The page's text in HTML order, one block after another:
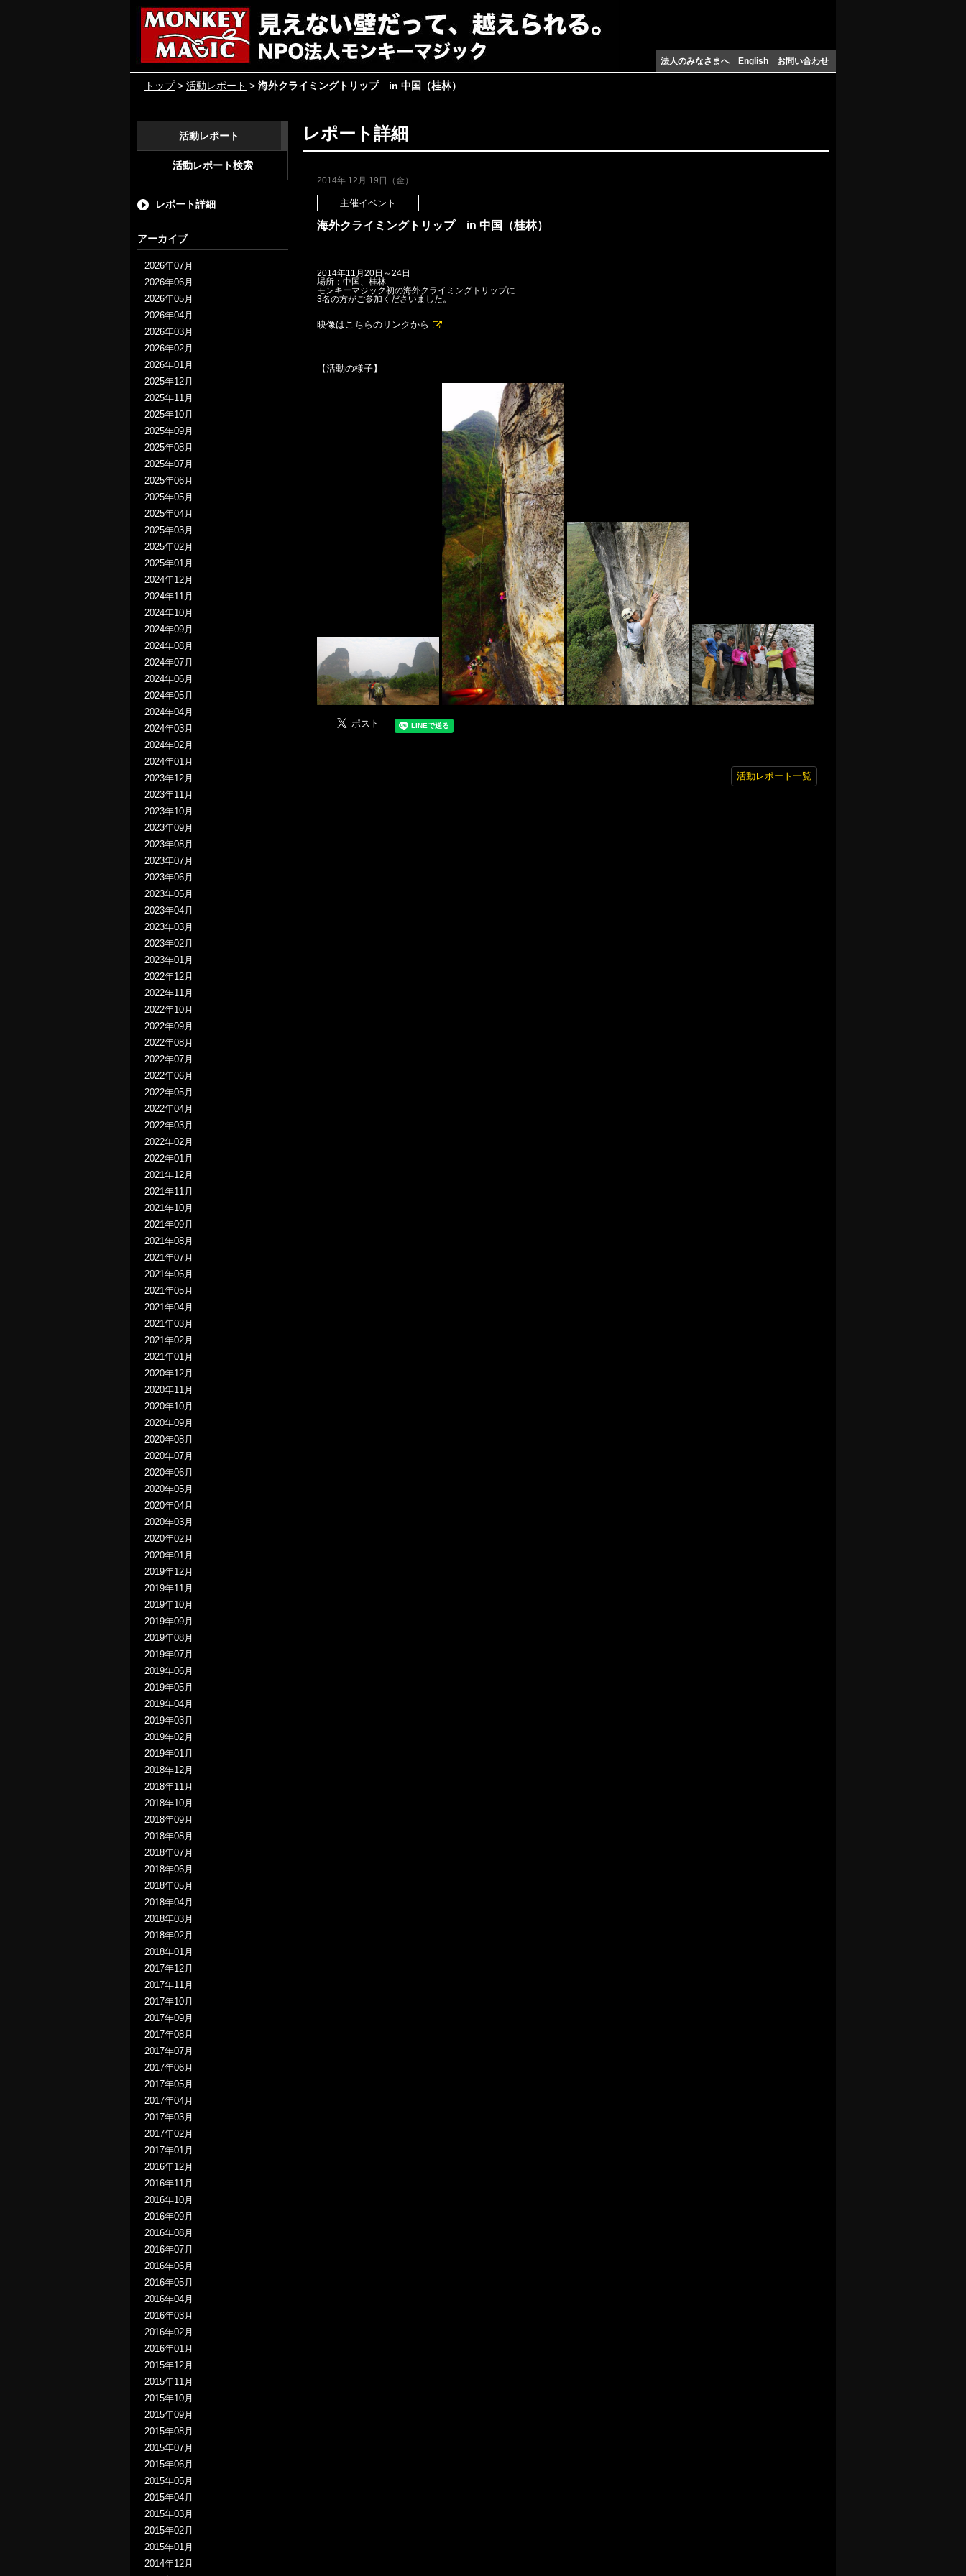
法人のみなさまへ English お問い合わせ
トップ> 活動レポート > 海外クライミングトリップ in 中国（桂林）
活動レポート
活動レポート検索
レポート詳細
アーカイブ
2026年07月
2026年06月
2026年05月
2026年04月
2026年03月
2026年02月
2026年01月
2025年12月
2025年11月
2025年10月
2025年09月
2025年08月
2025年07月
2025年06月
2025年05月
2025年04月
2025年03月
2025年02月
2025年01月
2024年12月
2024年11月
2024年10月
2024年09月
2024年08月
2024年07月
2024年06月
2024年05月
2024年04月
2024年03月
2024年02月
2024年01月
2023年12月
2023年11月
2023年10月
2023年09月
2023年08月
2023年07月
2023年06月
2023年05月
2023年04月
2023年03月
2023年02月
2023年01月
2022年12月
2022年11月
2022年10月
2022年09月
2022年08月
2022年07月
2022年06月
2022年05月
2022年04月
2022年03月
2022年02月
2022年01月
2021年12月
2021年11月
2021年10月
2021年09月
2021年08月
2021年07月
2021年06月
2021年05月
2021年04月
2021年03月
2021年02月
2021年01月
2020年12月
2020年11月
2020年10月
2020年09月
2020年08月
2020年07月
2020年06月
2020年05月
2020年04月
2020年03月
2020年02月
2020年01月
2019年12月
2019年11月
2019年10月
2019年09月
2019年08月
2019年07月
2019年06月
2019年05月
2019年04月
2019年03月
2019年02月
2019年01月
2018年12月
2018年11月
2018年10月
2018年09月
2018年08月
2018年07月
2018年06月
2018年05月
2018年04月
2018年03月
2018年02月
2018年01月
2017年12月
2017年11月
2017年10月
2017年09月
2017年08月
2017年07月
2017年06月
2017年05月
2017年04月
2017年03月
2017年02月
2017年01月
2016年12月
2016年11月
2016年10月
2016年09月
2016年08月
2016年07月
2016年06月
2016年05月
2016年04月
2016年03月
2016年02月
2016年01月
2015年12月
2015年11月
2015年10月
2015年09月
2015年08月
2015年07月
2015年06月
2015年05月
2015年04月
2015年03月
2015年02月
2015年01月
2014年12月
レポート詳細
2014年 12月 19日（金）
主催イベント
海外クライミングトリップ in 中国（桂林）
2014年11月20日～24日
場所：中国、桂林
モンキーマジック初の海外クライミングトリップに
3名の方がご参加くださいました。
映像はこちらの リンクから
【活動の様子】
活動レポート一覧